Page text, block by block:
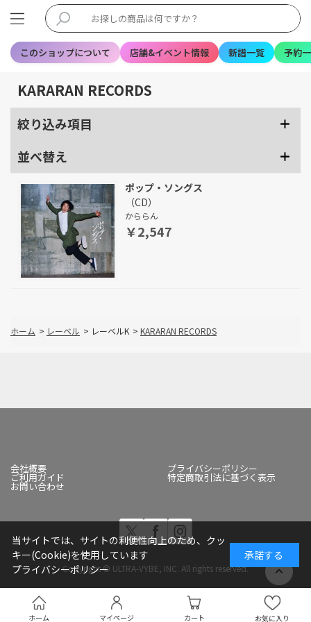
このショップについて 店舗&イベント情報 新譜一覧 予約
ホーム マイページ カート お気に入り
KARARAN RECORDS
絞り込み項目
並べ替え
ポップ・ソングス
（CD）
かららん
￥2,547
ホーム > レーベル > レーベルK > KARARAN RECORDS
会社概要 プライバシーポリシー
ご利用ガイド 特定商取引法に基づく表示
お問い合わせ
Copyright © ULTRA-VYBE, INC. All rights reserved.
当サイトでは、サイトの利便性向上のため、クッ
キー(Cookie)を使用しています
プライバシーポリシー
承諾する